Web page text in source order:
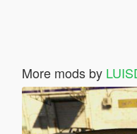
More mods by